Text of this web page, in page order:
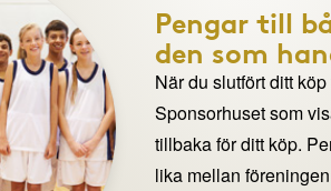
Pengar till
den som
När du slutfört ditt
Sponsorhuset som
tillbaka för ditt köp.
lika mellan